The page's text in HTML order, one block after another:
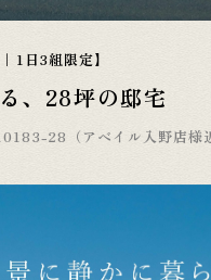
1日3組限定】
、28坪の邸宅
28（アベイル入野店様